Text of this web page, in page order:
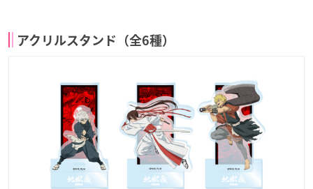
アクリルスタンド（全6種）